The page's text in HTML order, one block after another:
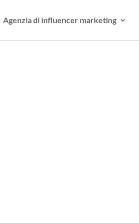
Agenzia di influencer marketing